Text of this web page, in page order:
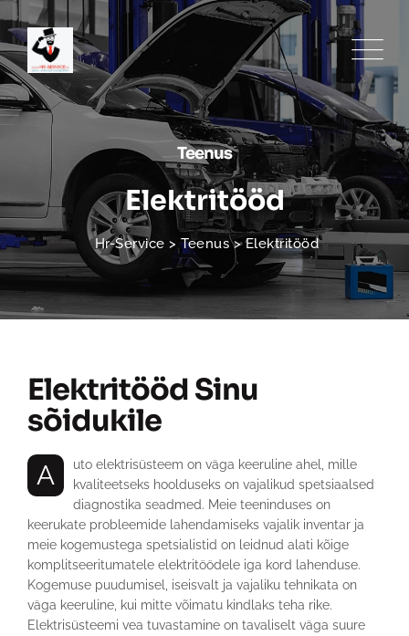
Teenus
Elektritööd
Hr-Service >Teenus>Elektritööd
Elektritööd Sinu
sõidukile
Auto elektrisüsteem on väga keeruline ahel, mille
kvaliteetseks hoolduseks on vajalikud spetsiaalsed
diagnostika seadmed. Meie teeninduses on
keerukate probleemide lahendamiseks vajalik inventar ja
meie kogemustega spetsialistid on leidnud alati kõige
komplitseeritumatele elektritöödele iga kord lahenduse.
Kogemuse puudumisel, iseisvalt ja vajaliku tehnikata on
väga keeruline, kui mitte võimatu kindlaks teha rike.
Elektrisüsteemi vea tuvastamine on tavaliselt väga suure